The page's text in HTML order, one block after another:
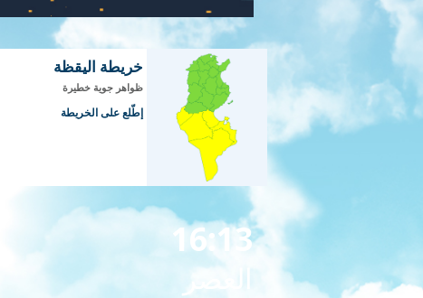
خريطة اليقظة
ظواهر جوية خطيرة
إطّلع على الخريطة
16:13
العصر